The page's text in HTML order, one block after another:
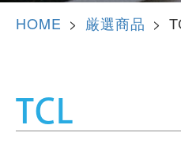
HOME 厳選商品
TCL